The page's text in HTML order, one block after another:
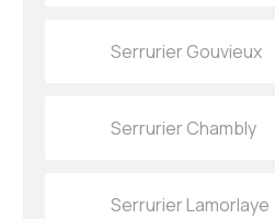
Serrurier Gouvieux
Serrurier Chambly
Serrurier Lamorlaye